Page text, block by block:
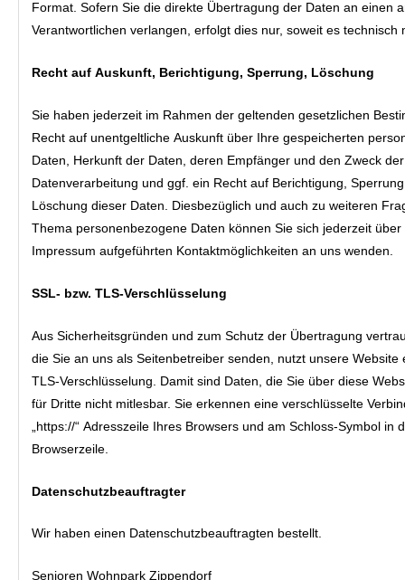
Format. Sofern Sie die direkte Übertragung der Daten an einen
Verantwortlichen verlangen, erfolgt dies nur, soweit es technisch
Recht auf Auskunft, Berichtigung, Sperrung, Löschung
Sie haben jederzeit im Rahmen der geltenden gesetzlichen
Recht auf unentgeltliche Auskunft über Ihre gespeicherten
Daten, Herkunft der Daten, deren Empfänger und den Zweck der
Datenverarbeitung und ggf. ein Recht auf Berichtigung,
Löschung dieser Daten. Diesbezüglich und auch zu weiteren
Thema personenbezogene Daten können Sie sich jederzeit über
Impressum aufgeführten Kontaktmöglichkeiten an uns wenden.
SSL- bzw. TLS-Verschlüsselung
Aus Sicherheitsgründen und zum Schutz der Übertragung
die Sie an uns als Seitenbetreiber senden, nutzt unsere Website
TLS-Verschlüsselung. Damit sind Daten, die Sie über diese
für Dritte nicht mitlesbar. Sie erkennen eine verschlüsselte
„https://“ Adresszeile Ihres Browsers und am Schloss-Symbol in
Browserzeile.
Datenschutzbeauftragter
Wir haben einen Datenschutzbeauftragten bestellt.
Senioren Wohnpark Zippendorf